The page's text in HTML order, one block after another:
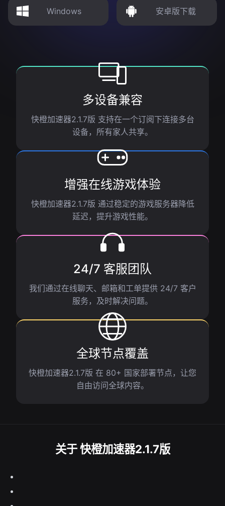
Windows 安卓版下载
多设备兼容
快橙加速器2.1.7版 支持在一个订阅下连接多台
设备，所有家人共享。
增强在线游戏体验
快橙加速器2.1.7版 通过稳定的游戏服务器降低
延迟，提升游戏性能。
24/7 客服团队
我们通过在线聊天、邮箱和工单提供 24/7 客户
服务，及时解决问题。
全球节点覆盖
快橙加速器2.1.7版 在 80+ 国家部署节点，让您
自由访问全球内容。
关于 快橙加速器2.1.7版